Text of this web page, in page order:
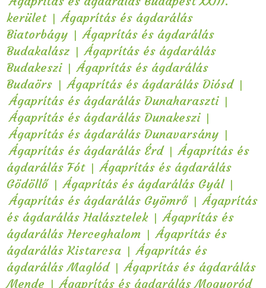
kerület | Ágaprítás és ágdarálás
Biatorbágy | Ágaprítás és ágdarálás
Budakalász | Ágaprítás és ágdarálás
Budakeszi | Ágaprítás és ágdarálás
Budaörs | Ágaprítás és ágdarálás Diósd |
Ágaprítás és ágdarálás Dunaharaszti |
Ágaprítás és ágdarálás Dunakeszi |
Ágaprítás és ágdarálás Dunavarsány |
Ágaprítás és ágdarálás Érd | Ágaprítás és
ágdarálás Fót | Ágaprítás és ágdarálás
Gödöllő | Ágaprítás és ágdarálás Gyál |
Ágaprítás és ágdarálás Gyömrő | Ágaprítás
és ágdarálás Halásztelek | Ágaprítás és
ágdarálás Herceghalom | Ágaprítás és
ágdarálás Kistarcsa | Ágaprítás és
ágdarálás Maglód | Ágaprítás és ágdarálás
Mende | Ágaprítás és ágdarálás Mogyoród